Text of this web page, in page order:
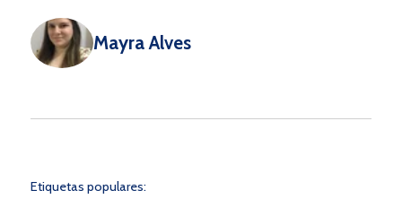
Mayra Alves
Etiquetas populares: